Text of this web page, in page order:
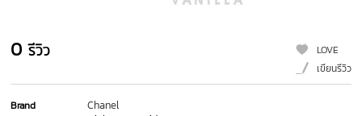
0 รีวิว
LOVE
เขียนรีวิว
Brand Chanel